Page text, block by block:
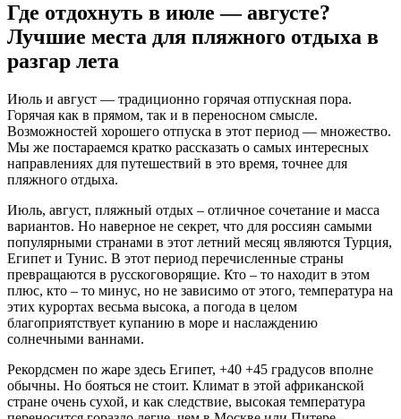
Где отдохнуть в июле — августе?
Лучшие места для пляжного отдыха в
разгар лета
Июль и август — традиционно горячая отпускная пора.
Горячая как в прямом, так и в переносном смысле.
Возможностей хорошего отпуска в этот период — множество.
Мы же постараемся кратко рассказать о самых интересных
направлениях для путешествий в это время, точнее для
пляжного отдыха.
Июль, август, пляжный отдых – отличное сочетание и масса
вариантов. Но наверное не секрет, что для россиян самыми
популярными странами в этот летний месяц являются Турция,
Египет и Тунис. В этот период перечисленные страны
превращаются в русскоговорящие. Кто – то находит в этом
плюс, кто – то минус, но не зависимо от этого, температура на
этих курортах весьма высока, а погода в целом
благоприятствует купанию в море и наслаждению
солнечными ваннами.
Рекордсмен по жаре здесь Египет, +40 +45 градусов вполне
обычны. Но бояться не стоит. Климат в этой африканской
стране очень сухой, и как следствие, высокая температура